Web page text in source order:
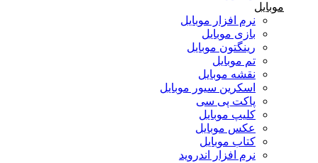
موبایل
نرم افزار موبایل
بازی موبایل
رینگتون موبایل
تم موبایل
نقشه موبایل
اسکرین سیور موبایل
پاکت پی سی
کلیپ موبایل
عکس موبایل
کتاب موبایل
نرم افزار اندروید